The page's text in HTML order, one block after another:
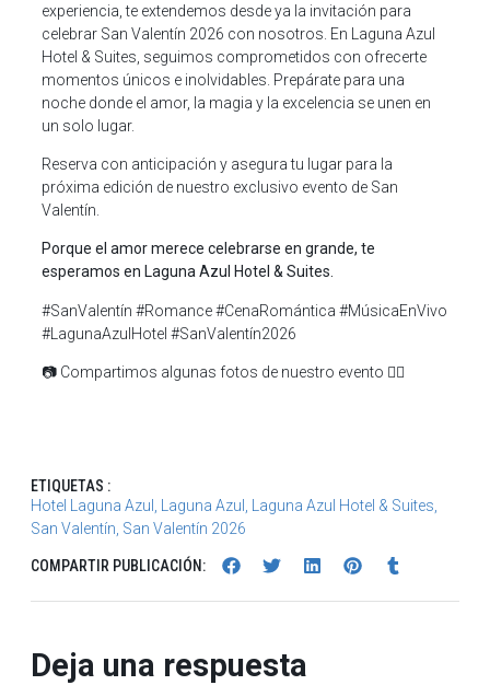
experiencia, te extendemos desde ya la invitación para
celebrar San Valentín 2026 con nosotros. En Laguna Azul
Hotel & Suites, seguimos comprometidos con ofrecerte
momentos únicos e inolvidables. Prepárate para una
noche donde el amor, la magia y la excelencia se unen en
un solo lugar.
Reserva con anticipación y asegura tu lugar para la
próxima edición de nuestro exclusivo evento de San
Valentín.
Porque el amor merece celebrarse en grande, te
esperamos en Laguna Azul Hotel & Suites.
#SanValentín #Romance #CenaRomántica #MúsicaEnVivo
#LagunaAzulHotel #SanValentín2026
📷 Compartimos algunas fotos de nuestro evento 👇🏼
ETIQUETAS :
Hotel Laguna Azul Laguna Azul Laguna Azul Hotel & Suites
San Valentín San Valentín 2026
COMPARTIR PUBLICACIÓN:
Deja una respuesta